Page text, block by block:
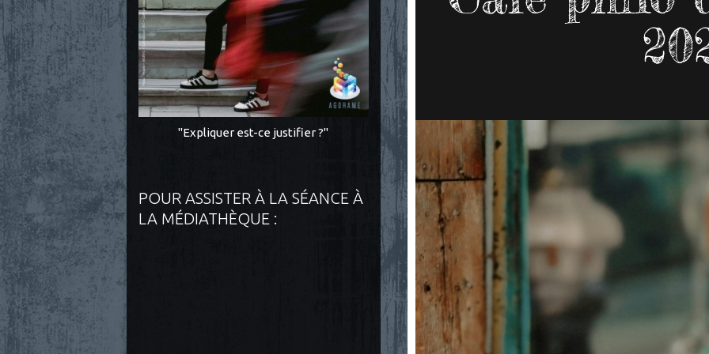
"Expliquer est-ce justifier ?"
POUR ASSISTER À LA SÉANCE À
LA MÉDIATHÈQUE :